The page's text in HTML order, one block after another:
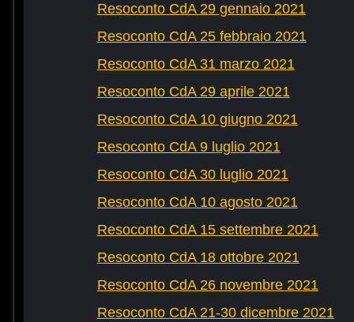
Resoconto CdA 29 gennaio 2021
Resoconto CdA 25 febbraio 2021
Resoconto CdA 31 marzo 2021
Resoconto CdA 29 aprile 2021
Resoconto CdA 10 giugno 2021
Resoconto CdA 9 luglio 2021
Resoconto CdA 30 luglio 2021
Resoconto CdA 10 agosto 2021
Resoconto CdA 15 settembre 2021
Resoconto CdA 18 ottobre 2021
Resoconto CdA 26 novembre 2021
Resoconto CdA 21-30 dicembre 2021